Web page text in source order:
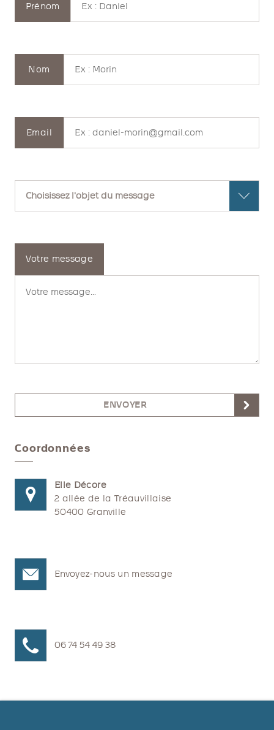
Prénom
Nom
Email
Votre message
ENVOYER
Coordonnées
Elle Décore
2 allée de la Tréauvillaise
50400 Granville
Envoyez-nous un message
06 74 54 49 38